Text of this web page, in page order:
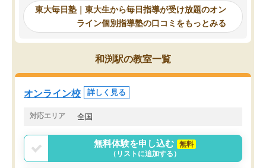
東大毎日塾にたどり着きました。学習
の長期計画や日々の勉強のやり方につ
いて客観的なアドバイスをいただけた
ので、自信をもって受験勉強を進める
ことができました。自分のように勉強
のやり方や進捗管理で苦労している方
には特におすすめしたい塾です。
東大毎日塾｜東大生から毎日指導が受け放題のオン
ライン個別指導塾の口コミをもっとみる
和渕駅の教室一覧
オンライン校 詳しく見る
対応エリア 全国
無料体験を申し込む
無料
（リストに追加する）